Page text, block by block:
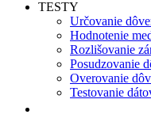
TESTY
Určovanie
Hodnotenie
Rozlišovanie
Posudzovanie
Overovanie
Testovanie